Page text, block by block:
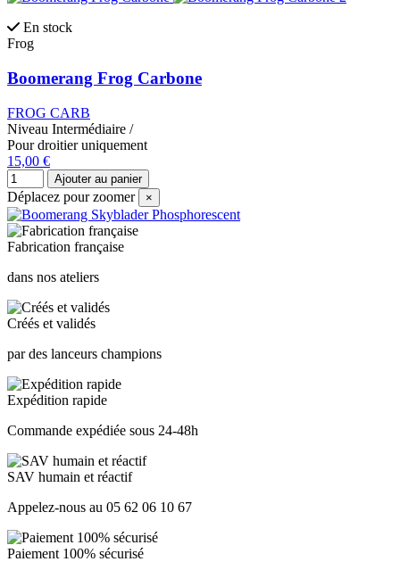
En stock
Frog
Boomerang Frog Carbone
FROG CARB
Niveau Intermédiaire /
Pour droitier uniquement
15,00 €
Ajouter au panier
Déplacez pour zoomer ×
Fabrication française
dans nos ateliers
Créés et validés
par des lanceurs champions
Expédition rapide
Commande expédiée sous 24-48h
SAV humain et réactif
Appelez-nous au 05 62 06 10 67
Paiement 100% sécurisé